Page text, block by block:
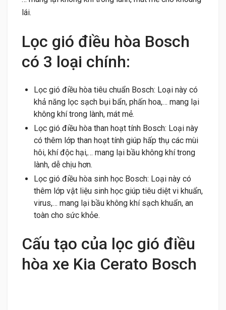
lái.
Lọc gió điều hòa Bosch
có 3 loại chính:
Lọc gió điều hòa tiêu chuẩn Bosch: Loại này có
khả năng lọc sạch bụi bẩn, phấn hoa,… mang lại
không khí trong lành, mát mẻ.
Lọc gió điều hòa than hoạt tính Bosch: Loại này
có thêm lớp than hoạt tính giúp hấp thụ các mùi
hôi, khí độc hại,… mang lại bầu không khí trong
lành, dễ chịu hơn.
Lọc gió điều hòa sinh học Bosch: Loại này có
thêm lớp vật liệu sinh học giúp tiêu diệt vi khuẩn,
virus,… mang lại bầu không khí sạch khuẩn, an
toàn cho sức khỏe.
Cấu tạo của lọc gió điều
hòa xe Kia Cerato Bosch